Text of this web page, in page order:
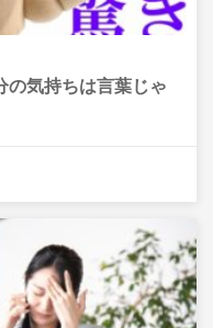
の気持ちは言葉じゃ